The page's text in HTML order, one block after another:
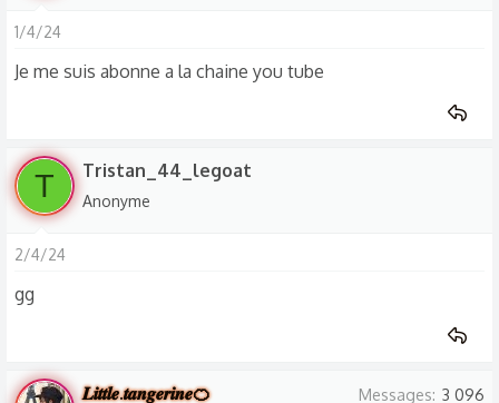
c
t
n
:
1/4/24
Je me suis abonne a la chaine you tube
T Tristan_44_legoat
Anonyme
2/4/24
gg
𝑳𝒊𝒕𝒕𝒍𝒆.𝒕𝒂𝒏𝒈𝒆𝒓𝒊𝒏𝒆🍊 Messages 3 096